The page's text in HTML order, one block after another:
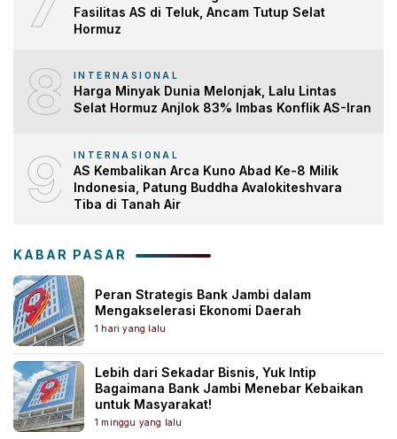
Fasilitas AS di Teluk, Ancam Tutup Selat
Hormuz
8 INTERNASIONAL
Harga Minyak Dunia Melonjak, Lalu Lintas
Selat Hormuz Anjlok 83% Imbas Konflik AS-Iran
9 INTERNASIONAL
AS Kembalikan Arca Kuno Abad Ke-8 Milik
Indonesia, Patung Buddha Avalokiteshvara
Tiba di Tanah Air
KABAR PASAR
Peran Strategis Bank Jambi dalam
Mengakselerasi Ekonomi Daerah
1 hari yang lalu
Lebih dari Sekadar Bisnis, Yuk Intip
Bagaimana Bank Jambi Menebar Kebaikan
untuk Masyarakat!
1 minggu yang lalu